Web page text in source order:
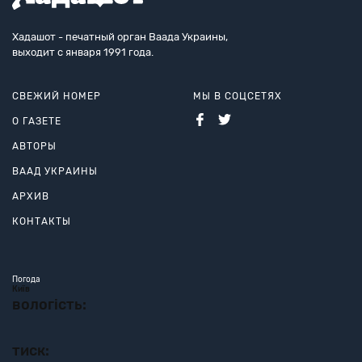
Хадашот - печатный орган Ваада Украины,
выходит с января 1991 года.
СВЕЖИЙ НОМЕР
О ГАЗЕТЕ
АВТОРЫ
ВААД УКРАИНЫ
АРХИВ
КОНТАКТЫ
МЫ В СОЦСЕТЯХ
Погода
Київ
вологість:
тиск: